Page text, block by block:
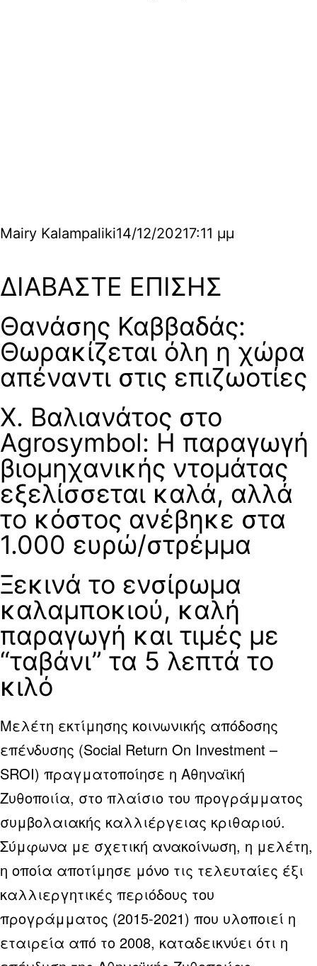
Mairy Kalampaliki14/12/20217:11 μμ
ΔΙΑΒΑΣΤΕ ΕΠΙΣΗΣ
Θανάσης Καββαδάς:
Θωρακίζεται όλη η χώρα
απέναντι στις επιζωοτίες
Χ. Βαλιανάτος στο
Agrosymbol: Η παραγωγή
βιομηχανικής ντομάτας
εξελίσσεται καλά, αλλά
το κόστος ανέβηκε στα
1.000 ευρώ/στρέμμα
Ξεκινά το ενσίρωμα
καλαμποκιού, καλή
παραγωγή και τιμές με
“ταβάνι” τα 5 λεπτά το
κιλό
Μελέτη εκτίμησης κοινωνικής απόδοσης
επένδυσης (Social Return On Investment –
SROI) πραγματοποίησε η Αθηναϊκή
Ζυθοποιία, στο πλαίσιο του προγράμματος
συμβολαιακής καλλιέργειας κριθαριού.
Σύμφωνα με σχετική ανακοίνωση, η μελέτη,
η οποία αποτίμησε μόνο τις τελευταίες έξι
καλλιεργητικές περιόδους του
προγράμματος (2015-2021) που υλοποιεί η
εταιρεία από το 2008, καταδεικνύει ότι η